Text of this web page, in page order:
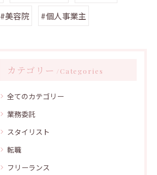
#美容院
#個人事業主
カテゴリー Categories
全てのカテゴリー
業務委託
スタイリスト
転職
フリーランス